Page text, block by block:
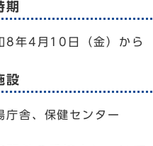
期
年4月10日（金）から
設
舎、保健センター